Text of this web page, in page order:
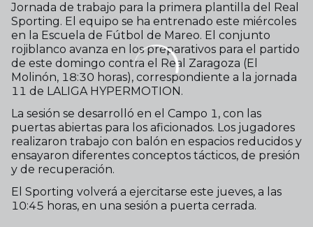
Jornada de trabajo para la primera plantilla del Real
Sporting. El equipo se ha entrenado este miércoles
en la Escuela de Fútbol de Mareo. El conjunto
rojiblanco avanza en los preparativos para el partido
de este domingo contra el Real Zaragoza (El
Molinón, 18:30 horas), correspondiente a la jornada
11 de LALIGA HYPERMOTION.
La sesión se desarrolló en el Campo 1, con las
puertas abiertas para los aficionados. Los jugadores
realizaron trabajo con balón en espacios reducidos y
ensayaron diferentes conceptos tácticos, de presión
y de recuperación.
El Sporting volverá a ejercitarse este jueves, a las
10:45 horas, en una sesión a puerta cerrada.